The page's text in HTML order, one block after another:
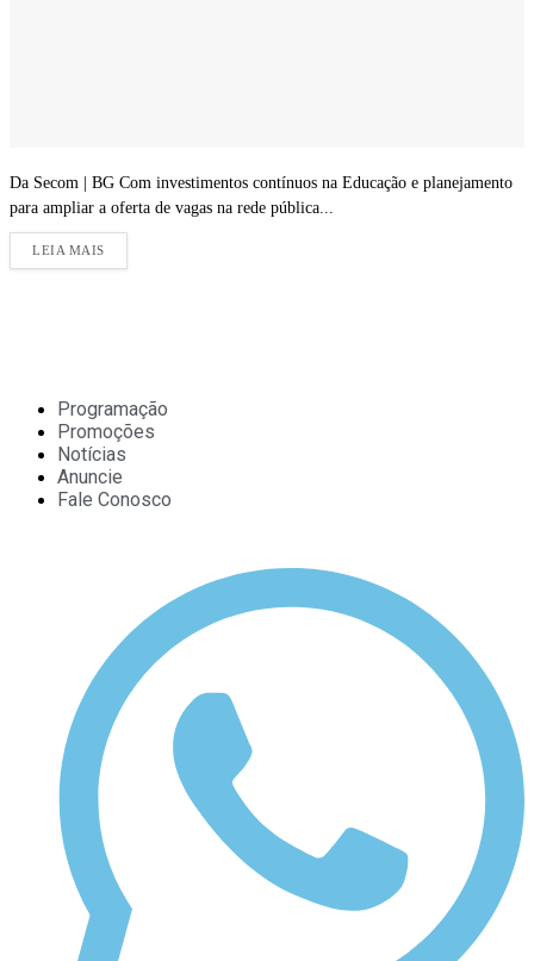
Da Secom | BG Com investimentos contínuos na Educação e planejamento
para ampliar a oferta de vagas na rede pública...
LEIA MAIS
Programação
Promoções
Notícias
Anuncie
Fale Conosco